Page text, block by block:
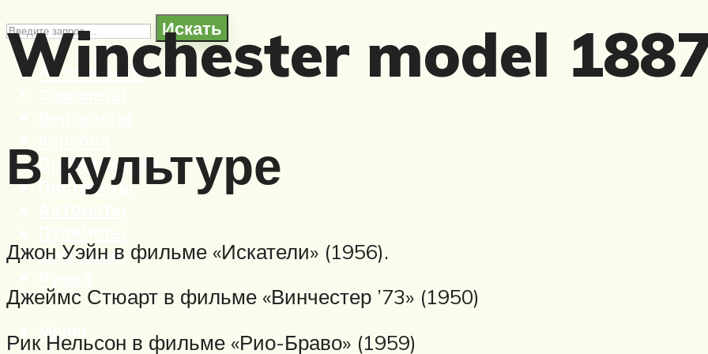
Искать
Автомобили
Бронетехника
Пистолеты
Винтовки
Меню
Winchester model
В культуре
Джон Уэйн в фильме «Искатели» (1956).
Джеймс Стюарт в фильме «Винчестер ’73» (1950)
Рик Нельсон в фильме «Рио-Браво» (1959)